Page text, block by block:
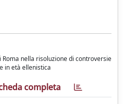
nella risoluzione di controversie
in età ellenistica
completa